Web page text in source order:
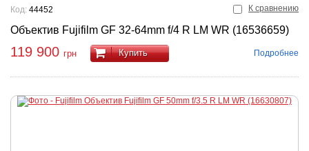
К сравнению
Объектив Fujifilm GF 32-64mm f/4 R LM WR (16536659)
Код: 44452
119 900 грн Купить Подробнее